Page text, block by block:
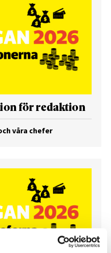
för redaktion
våra chefer